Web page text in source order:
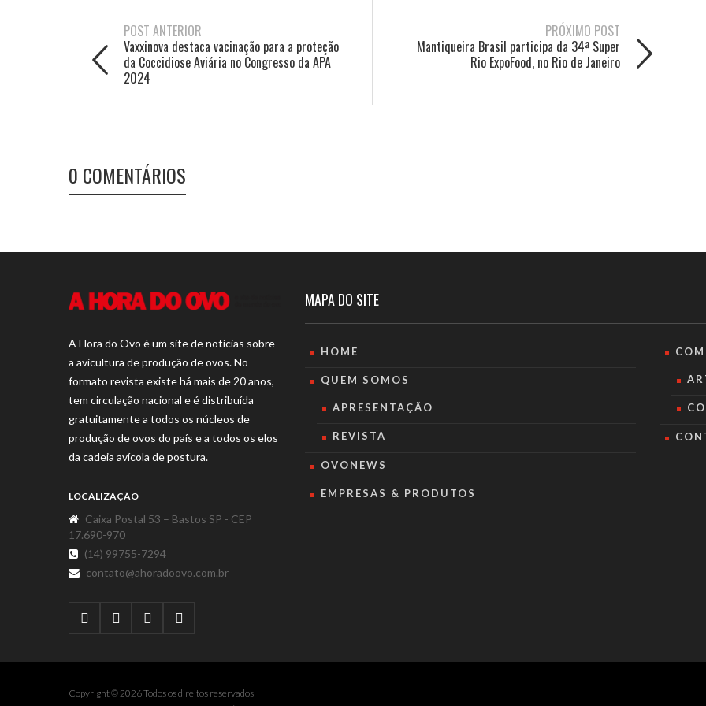
POST ANTERIOR
Vaxxinova destaca vacinação para a proteção
da Coccidiose Aviária no Congresso da APA
2024
PRÓXIMO POST
Mantiqueira Brasil participa da 34ª Super
Rio ExpoFood, no Rio de Janeiro
0 COMENTÁRIOS
A Hora do Ovo é um site de notícias sobre
a avicultura de produção de ovos. No
formato revista existe há mais de 20 anos,
tem circulação nacional e é distribuída
gratuitamente a todos os núcleos de
produção de ovos do país e a todos os elos
da cadeia avícola de postura.
LOCALIZAÇÃO
Caixa Postal 53 – Bastos SP - CEP
17.690-970
(14) 99755-7294
contato@ahoradoovo.com.br
MAPA DO SITE
HOME
QUEM SOMOS
APRESENTAÇÃO
REVISTA
OVONEWS
EMPRESAS & PRODUTOS
Copyright © 2026 Todos os direitos reservados